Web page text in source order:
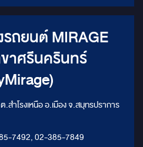
รถยนต์ MIRAGE
ำโรงเหนือ อ.เมือง จ.สมุทรปราการ
7492, 02-385-7849